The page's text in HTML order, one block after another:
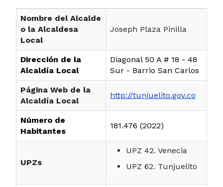
Nombre del Alcalde
o la Alcaldesa
Local
Joseph Plaza Pinilla
Dirección de la
Alcaldía Local
Diagonal 50 A # 18 - 48
Sur - Barrio San Carlos
Página Web de la
Alcaldía Local
http://tunjuelito.gov.co
Número de
Habitantes
181.476 (2022)
UPZs
UPZ 42. Venecia
UPZ 62. Tunjuelito